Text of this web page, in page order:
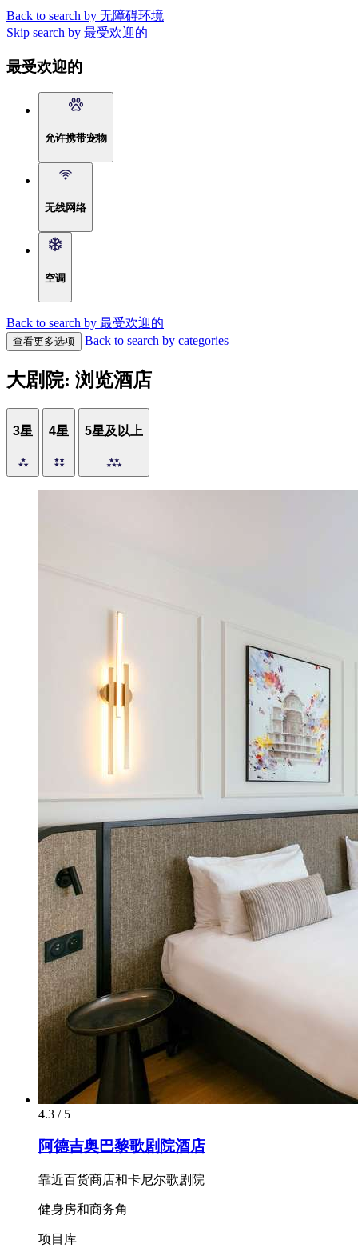
Back to search by 无障碍环境
Skip search by 最受欢迎的
最受欢迎的
允许携带宠物
无线网络
空调
Back to search by 最受欢迎的
查看更多选项 Back to search by categories
大剧院: 浏览酒店
3星 4星 5星及以上
4.3 / 5
阿德吉奥巴黎歌剧院酒店
靠近百货商店和卡尼尔歌剧院
健身房和商务角
项目库